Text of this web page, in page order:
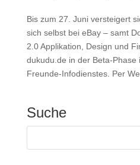
Bis zum 27. Juni versteigert
sich selbst bei eBay – samt
2.0 Applikation, Design und
dukudu.de in der Beta-Phase
Freunde-Infodienstes. Per
Suche